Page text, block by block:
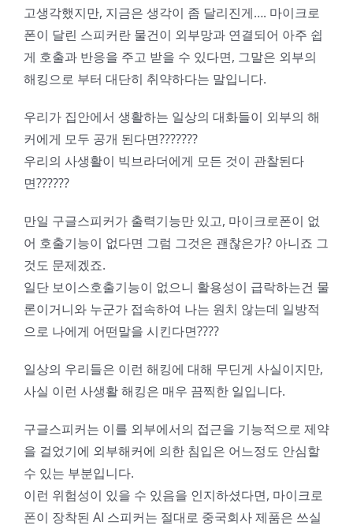
고생각했지만, 지금은 생각이 좀 달리진게…. 마이크로
폰이 달린 스피커란 물건이 외부망과 연결되어 아주 쉽
게 호출과 반응을 주고 받을 수 있다면, 그말은 외부의
해킹으로 부터 대단히 취약하다는 말입니다.
우리가 집안에서 생활하는 일상의 대화들이 외부의 해
커에게 모두 공개 된다면???????
우리의 사생활이 빅브라더에게 모든 것이 관찰된다
면??????
만일 구글스피커가 출력기능만 있고, 마이크로폰이 없
어 호출기능이 없다면 그럼 그것은 괜찮은가? 아니죠 그
것도 문제겠죠.
일단 보이스호출기능이 없으니 활용성이 급락하는건 물
론이거니와 누군가 접속하여 나는 원치 않는데 일방적
으로 나에게 어떤말을 시킨다면????
일상의 우리들은 이런 해킹에 대해 무딘게 사실이지만,
사실 이런 사생활 해킹은 매우 끔찍한 일입니다.
구글스피커는 이를 외부에서의 접근을 기능적으로 제약
을 걸었기에 외부해커에 의한 침입은 어느정도 안심할
수 있는 부분입니다.
이런 위험성이 있을 수 있음을 인지하셨다면, 마이크로
폰이 장착된 AI 스피커는 절대로 중국회사 제품은 쓰실